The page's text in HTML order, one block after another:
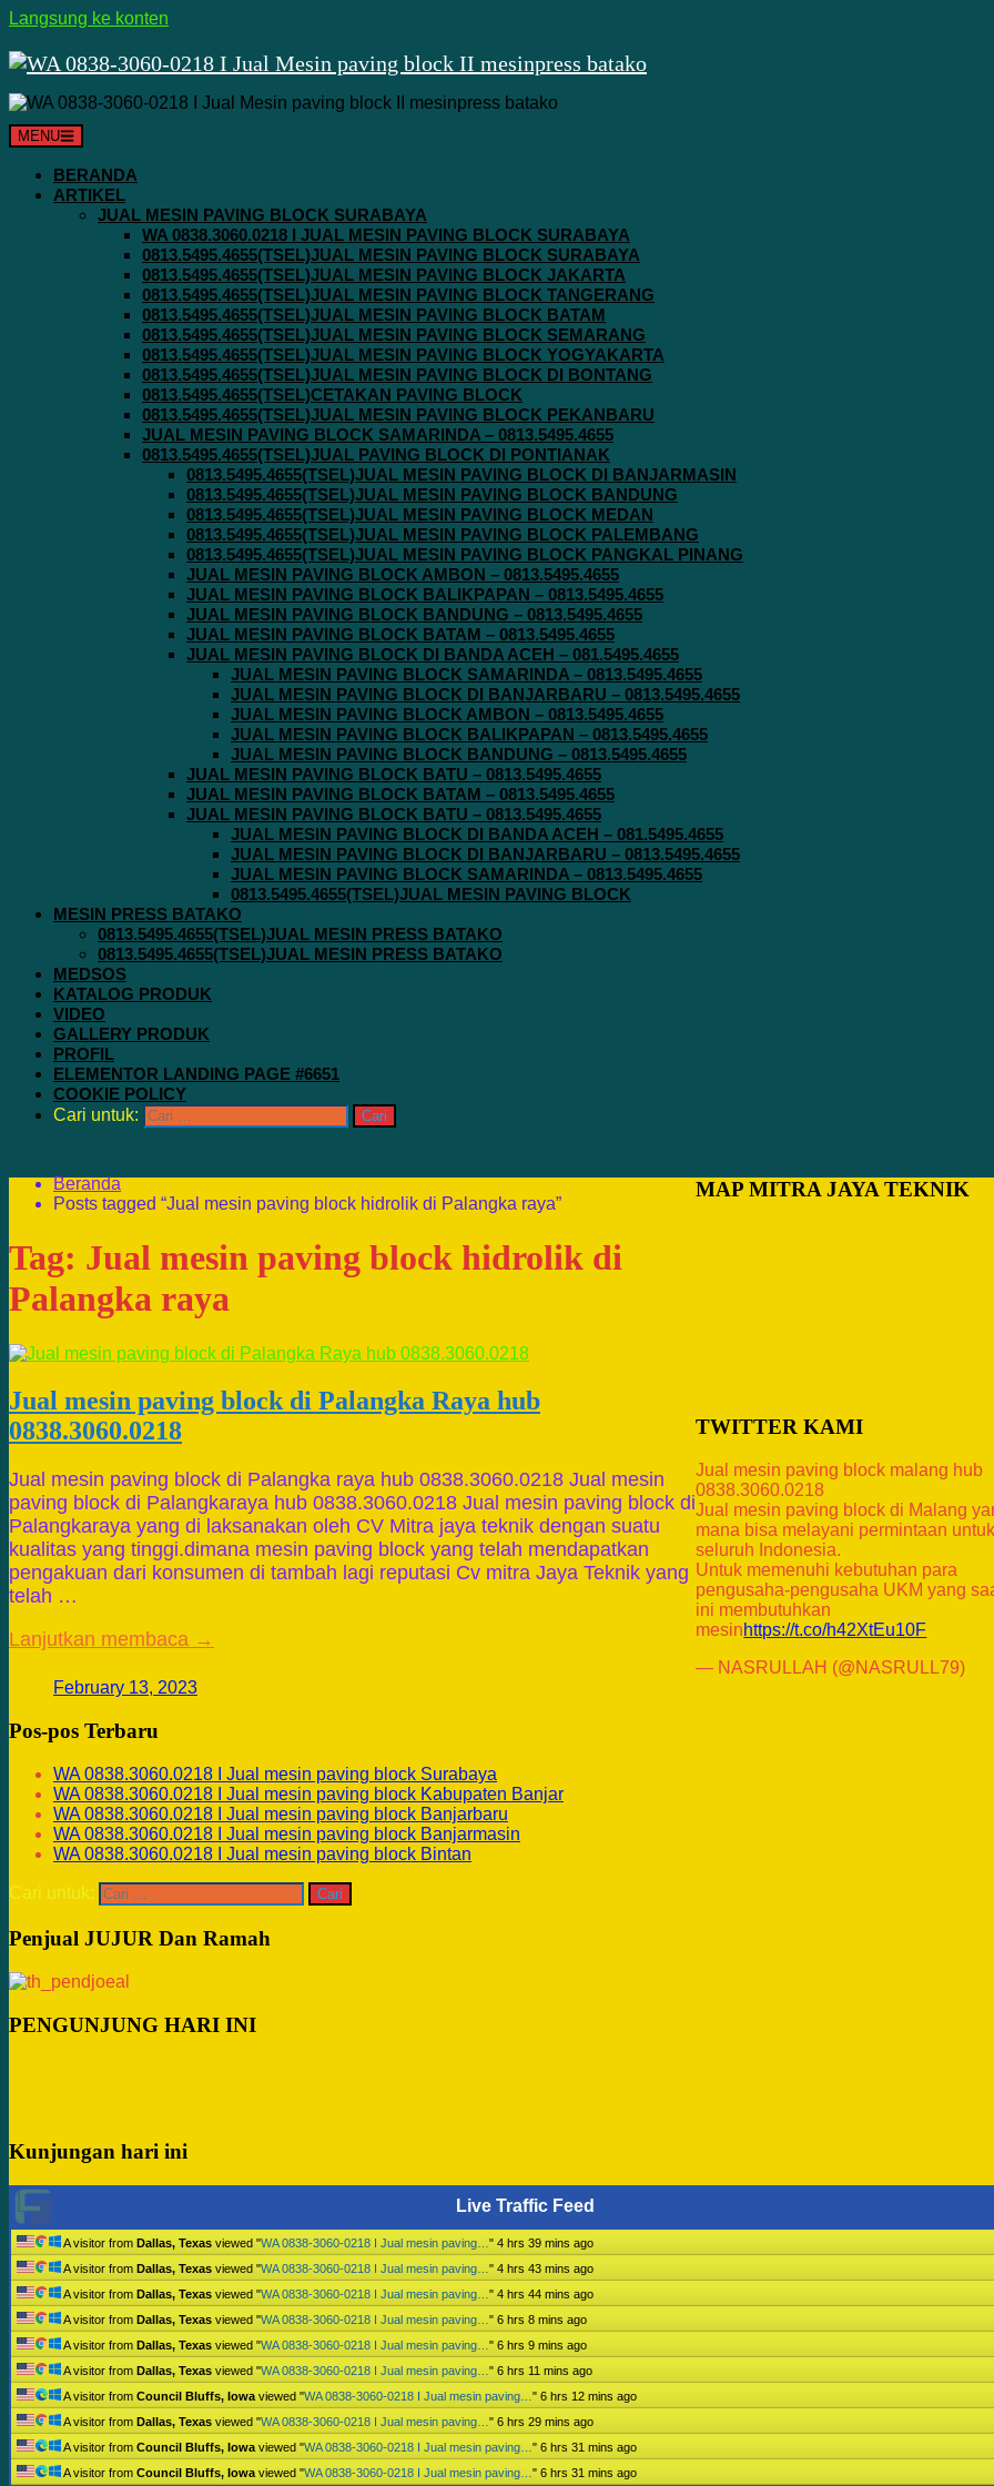
Langsung ke konten
MENU
BERANDA
ARTIKEL
JUAL MESIN PAVING BLOCK SURABAYA
WA 0838.3060.0218 I JUAL MESIN PAVING BLOCK SURABAYA
0813.5495.4655(TSEL)JUAL MESIN PAVING BLOCK SURABAYA
0813.5495.4655(TSEL)JUAL MESIN PAVING BLOCK JAKARTA
0813.5495.4655(TSEL)JUAL MESIN PAVING BLOCK TANGERANG
0813.5495.4655(TSEL)JUAL MESIN PAVING BLOCK BATAM
0813.5495.4655(TSEL)JUAL MESIN PAVING BLOCK SEMARANG
0813.5495.4655(TSEL)JUAL MESIN PAVING BLOCK YOGYAKARTA
0813.5495.4655(TSEL)JUAL MESIN PAVING BLOCK DI BONTANG
0813.5495.4655(TSEL)CETAKAN PAVING BLOCK
0813.5495.4655(TSEL)JUAL MESIN PAVING BLOCK PEKANBARU
JUAL MESIN PAVING BLOCK SAMARINDA – 0813.5495.4655
0813.5495.4655(TSEL)JUAL PAVING BLOCK DI PONTIANAK
0813.5495.4655(TSEL)JUAL MESIN PAVING BLOCK DI BANJARMASIN
0813.5495.4655(TSEL)JUAL MESIN PAVING BLOCK BANDUNG
0813.5495.4655(TSEL)JUAL MESIN PAVING BLOCK MEDAN
0813.5495.4655(TSEL)JUAL MESIN PAVING BLOCK PALEMBANG
0813.5495.4655(TSEL)JUAL MESIN PAVING BLOCK PANGKAL PINANG
JUAL MESIN PAVING BLOCK AMBON – 0813.5495.4655
JUAL MESIN PAVING BLOCK BALIKPAPAN – 0813.5495.4655
JUAL MESIN PAVING BLOCK BANDUNG – 0813.5495.4655
JUAL MESIN PAVING BLOCK BATAM – 0813.5495.4655
JUAL MESIN PAVING BLOCK DI BANDA ACEH – 081.5495.4655
JUAL MESIN PAVING BLOCK SAMARINDA – 0813.5495.4655
JUAL MESIN PAVING BLOCK DI BANJARBARU – 0813.5495.4655
JUAL MESIN PAVING BLOCK AMBON – 0813.5495.4655
JUAL MESIN PAVING BLOCK BALIKPAPAN – 0813.5495.4655
JUAL MESIN PAVING BLOCK BANDUNG – 0813.5495.4655
JUAL MESIN PAVING BLOCK BATU – 0813.5495.4655
JUAL MESIN PAVING BLOCK BATAM – 0813.5495.4655
JUAL MESIN PAVING BLOCK BATU – 0813.5495.4655
JUAL MESIN PAVING BLOCK DI BANDA ACEH – 081.5495.4655
JUAL MESIN PAVING BLOCK DI BANJARBARU – 0813.5495.4655
JUAL MESIN PAVING BLOCK SAMARINDA – 0813.5495.4655
0813.5495.4655(TSEL)JUAL MESIN PAVING BLOCK
MESIN PRESS BATAKO
0813.5495.4655(TSEL)JUAL MESIN PRESS BATAKO
0813.5495.4655(TSEL)JUAL MESIN PRESS BATAKO
MEDSOS
KATALOG PRODUK
VIDEO
GALLERY PRODUK
PROFIL
ELEMENTOR LANDING PAGE #6651
COOKIE POLICY
Cari untuk:
Beranda
Posts tagged “Jual mesin paving block hidrolik di Palangka raya”
Tag: Jual mesin paving block hidrolik di
Palangka raya
Jual mesin paving block di Palangka Raya hub
0838.3060.0218
Jual mesin paving block di Palangka raya hub 0838.3060.0218 Jual mesin
paving block di Palangkaraya hub 0838.3060.0218 Jual mesin paving block di
Palangkaraya yang di laksanakan oleh CV Mitra jaya teknik dengan suatu
kualitas yang tinggi.dimana mesin paving block yang telah mendapatkan
pengakuan dari konsumen di tambah lagi reputasi Cv mitra Jaya Teknik yang
telah …
Lanjutkan membaca →
MAP MITRA JAYA TEKNIK
TWITTER KAMI
Jual mesin paving block malang hub
0838.3060.0218
Jual mesin paving block di Malang
mana bisa melayani permintaan untuk
seluruh Indonesia.
Untuk memenuhi kebutuhan para
pengusaha-pengusaha UKM yang
ini membutuhkan
mesinhttps://t.co/h42XtEu10F
— NASRULLAH (@NASRULL79)
February 13, 2023
Pos-pos Terbaru
WA 0838.3060.0218 I Jual mesin paving block Surabaya
WA 0838.3060.0218 I Jual mesin paving block Kabupaten Banjar
WA 0838.3060.0218 I Jual mesin paving block Banjarbaru
WA 0838.3060.0218 I Jual mesin paving block Banjarmasin
WA 0838.3060.0218 I Jual mesin paving block Bintan
Cari untuk:
Penjual JUJUR Dan Ramah
PENGUNJUNG HARI INI
Kunjungan hari ini
Live Traffic Feed
A visitor from Dallas, Texas viewed "WA 0838-3060-0218 I Jual mesin paving… " 4 hrs 39 mins ago
A visitor from Dallas, Texas viewed "WA 0838-3060-0218 I Jual mesin paving… " 4 hrs 43 mins ago
A visitor from Dallas, Texas viewed "WA 0838-3060-0218 I Jual mesin paving… " 4 hrs 44 mins ago
A visitor from Dallas, Texas viewed "WA 0838-3060-0218 I Jual mesin paving… " 6 hrs 8 mins ago
A visitor from Dallas, Texas viewed "WA 0838-3060-0218 I Jual mesin paving… " 6 hrs 9 mins ago
A visitor from Dallas, Texas viewed "WA 0838-3060-0218 I Jual mesin paving… " 6 hrs 11 mins ago
A visitor from Council Bluffs, Iowa viewed "WA 0838-3060-0218 I Jual mesin paving… " 6 hrs 12 mins ago
A visitor from Dallas, Texas viewed "WA 0838-3060-0218 I Jual mesin paving… " 6 hrs 29 mins ago
A visitor from Council Bluffs, Iowa viewed "WA 0838-3060-0218 I Jual mesin paving… " 6 hrs 31 mins ago
A visitor from Council Bluffs, Iowa viewed "WA 0838-3060-0218 I Jual mesin paving… " 6 hrs 31 mins ago